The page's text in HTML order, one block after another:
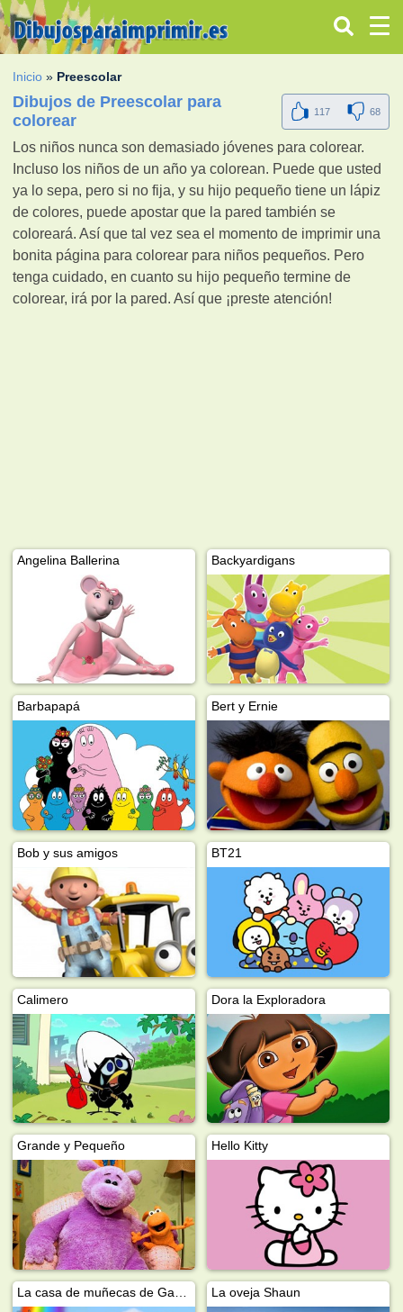
Inicio » Preescolar
Dibujos de Preescolar para
colorear
117 68
Los niños nunca son demasiado jóvenes para colorear.
Incluso los niños de un año ya colorean. Puede que usted
ya lo sepa, pero si no fija, y su hijo pequeño tiene un lápiz
de colores, puede apostar que la pared también se
coloreará. Así que tal vez sea el momento de imprimir una
bonita página para colorear para niños pequeños. Pero
tenga cuidado, en cuanto su hijo pequeño termine de
colorear, irá por la pared. Así que ¡preste atención!
Angelina Ballerina Backyardigans
Barbapapá Bert y Ernie
Bob y sus amigos BT21
Calimero Dora la Exploradora
Grande y Pequeño Hello Kitty
La oveja Shaun